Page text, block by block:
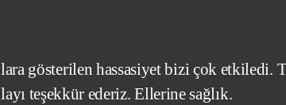
gösterilen hassasiyet bizi çok etkiledi.
teşekkür ederiz. Ellerine sağlık.